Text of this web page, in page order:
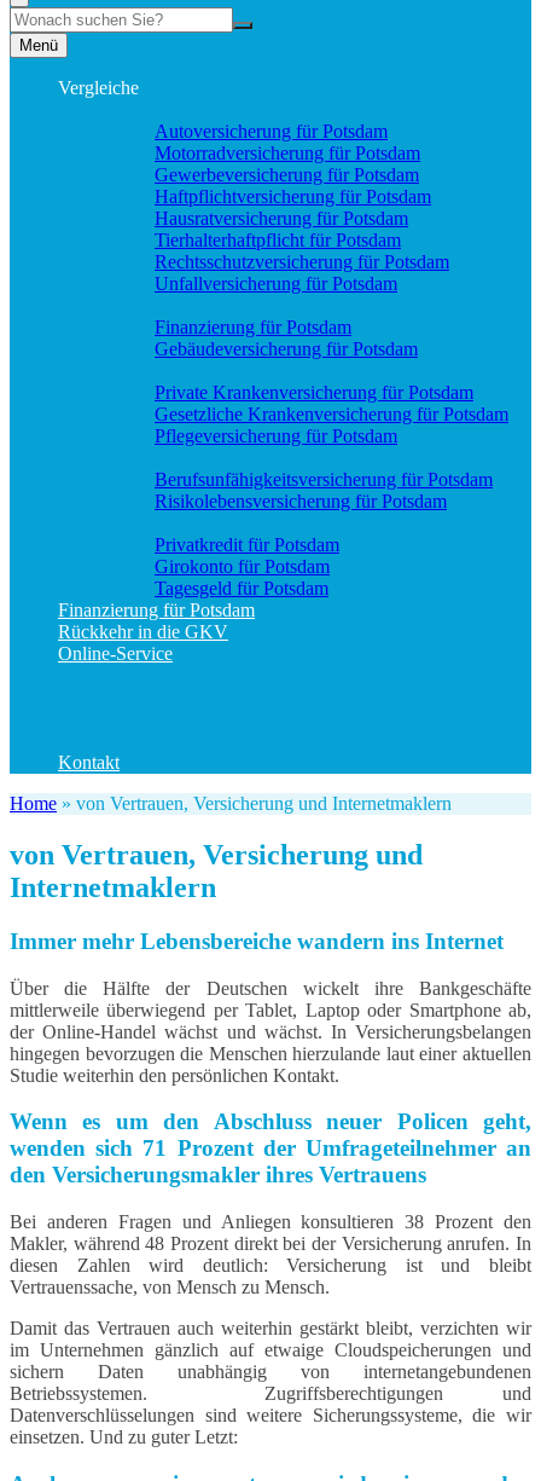
Suche
Menü
Vergleiche
Autoversicherung für Potsdam
Motorradversicherung für Potsdam
Gewerbeversicherung für Potsdam
Haftpflichtversicherung für Potsdam
Hausratversicherung für Potsdam
Tierhalterhaftpflicht für Potsdam
Rechtsschutzversicherung für Potsdam
Unfallversicherung für Potsdam
Finanzierung für Potsdam
Gebäudeversicherung für Potsdam
Private Krankenversicherung für Potsdam
Gesetzliche Krankenversicherung für Potsdam
Pflegeversicherung für Potsdam
Berufs­unfähigkeitsversicherung für Potsdam
Risikolebensversicherung für Potsdam
Privatkredit für Potsdam
Girokonto für Potsdam
Tagesgeld für Potsdam
Finanzierung für Potsdam
Rückkehr in die GKV
Online-Service
Kontakt
Home » von Vertrauen, Versicherung und Internetmaklern
von Vertrauen, Versicherung und
Internetmaklern
Immer mehr Lebensbereiche wandern ins Internet
Über die Hälfte der Deutschen wickelt ihre Bankgeschäfte
mittlerweile überwiegend per Tablet, Laptop oder Smartphone ab,
der Online-Handel wächst und wächst. In Versicherungsbelangen
hingegen bevorzugen die Menschen hierzulande laut einer aktuellen
Studie weiterhin den persönlichen Kontakt.
Wenn es um den Abschluss neuer Policen geht,
wenden sich 71 Prozent der Umfrageteilnehmer an
den Versicherungsmakler ihres Vertrauens
Bei anderen Fragen und Anliegen konsultieren 38 Prozent den
Makler, während 48 Prozent direkt bei der Versicherung anrufen. In
diesen Zahlen wird deutlich: Versicherung ist und bleibt
Vertrauenssache, von Mensch zu Mensch.
Damit das Vertrauen auch weiterhin gestärkt bleibt, verzichten wir
im Unternehmen gänzlich auf etwaige Cloudspeicherungen und
sichern Daten unabhängig von internetangebundenen
Betriebssystemen. Zugriffsberechtigungen und
Datenverschlüsselungen sind weitere Sicherungssysteme, die wir
einsetzen. Und zu guter Letzt: